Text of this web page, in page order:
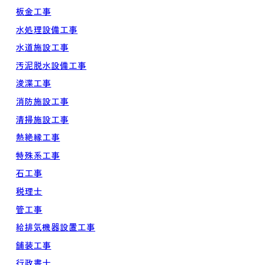
板金工事
水処理設備工事
水道施設工事
汚泥脱水設備工事
浚渫工事
消防施設工事
清掃施設工事
熱絶縁工事
特殊系工事
石工事
税理士
管工事
給排気機器設置工事
舗装工事